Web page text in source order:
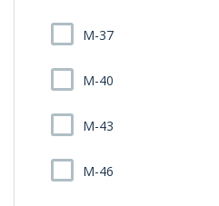
M-37
M-40
M-43
M-46